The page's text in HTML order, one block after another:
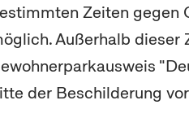
Zeiten gegen
Außerhalb
der Beschilderung